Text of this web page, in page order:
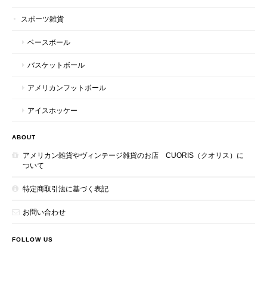
スポーツ雑貨
ベースボール
バスケットボール
アメリカンフットボール
アイスホッケー
ABOUT
アメリカン雑貨やヴィンテージ雑貨のお店 CUORIS（クオリス）に
ついて
特定商取引法に基づく表記
お問い合わせ
FOLLOW US